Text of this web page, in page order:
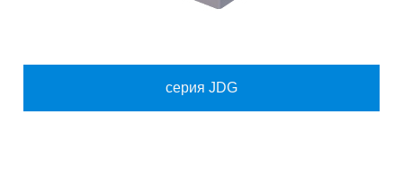
серия JDG